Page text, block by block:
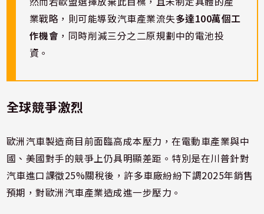
業戰略，則可能導致汽車產業流失多達100萬個工
作機會 ，同時削減三分之二原規劃中的電池投
資。
全球競爭激烈
歐洲汽車製造商目前面臨高成本壓力，在電動車產業與中
國、美國對手的競爭上仍具明顯差距。特別是在川普針對
汽車進口課徵25%關稅後，許多車廠紛紛下調2025年銷售
預期，對歐洲汽車產業造成進一步壓力。